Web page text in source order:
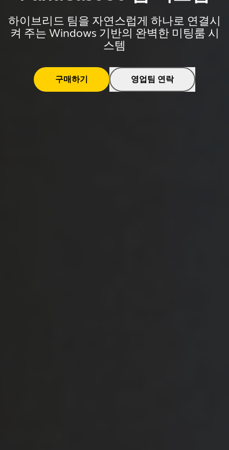
하이브리드 팀을 자연스럽게 하나로 연결시
켜 주는 Windows 기반의 완벽한 미팅룸 시
스템
구매하기 영업팀 연락